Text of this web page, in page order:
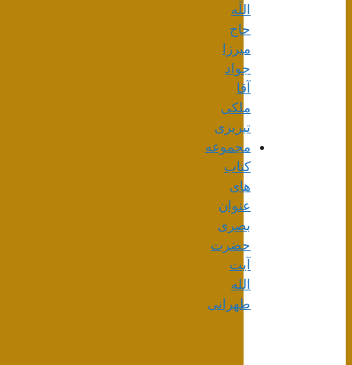
اللَه
حاج
میرزا
جواد
آقا
ملکی
تبریزی
مجموعه
کتاب
های
عنوان
بصری
حضرت
آیت
الله
طهرانی